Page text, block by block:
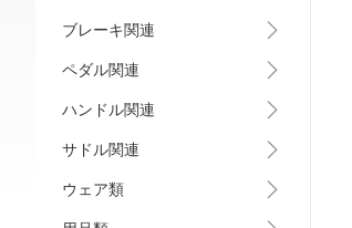
ブレーキ関連
ペダル関連
ハンドル関連
サドル関連
ウェア類